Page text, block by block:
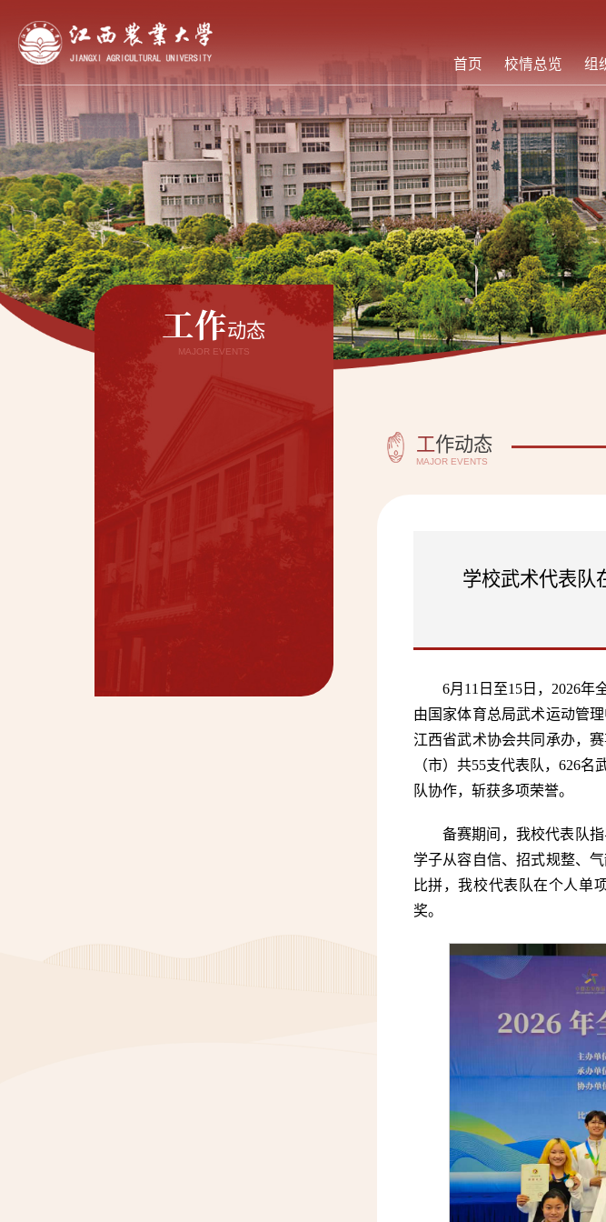
首页 校情总览 组
工作动态
MAJOR EVENTS
工作动态
MAJOR EVENTS
学校武术代表队
6月11日至15日，2026
由国家体育总局武术运动管
江西省武术协会共同承办，
（市）共55支代表队，626
队协作，斩获多项荣誉。
备赛期间，我校代表队
学子从容自信、招式规整、
比拼，我校代表队在个人单
奖。